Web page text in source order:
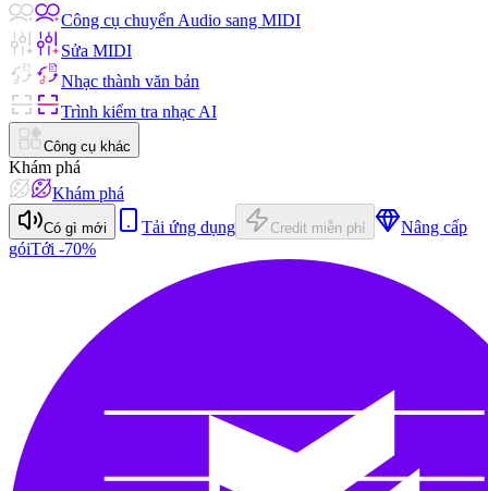
Công cụ chuyển Audio sang MIDI
Sửa MIDI
Nhạc thành văn bản
Trình kiểm tra nhạc AI
Công cụ khác
Khám phá
Khám phá
Có gì mới Tải ứng dụng Credit miễn phí
Nâng cấp
góiTới -70%